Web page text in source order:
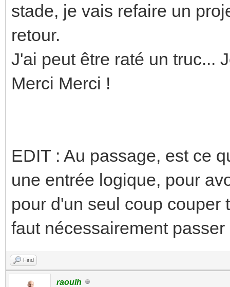
stade, je vais refaire un
retour.
J'ai peut être raté un truc...
Merci Merci !
EDIT : Au passage, est ce
une entrée logique, pour
pour d'un seul coup
faut nécessairement
Find
raoulh